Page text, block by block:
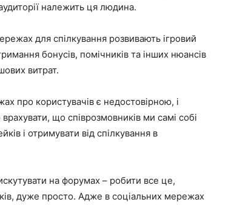
належить ця людина.
для спілкування розвивають ігровий
бонусів, помічників та інших нюансів
витрат.
про користувачів є недостовірною, і
що співрозмовників ми самі собі
і отримувати від спілкування в
на форумах – робити все це,
дуже просто. Адже в соціальних мережах